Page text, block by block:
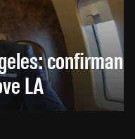
confirman
LA